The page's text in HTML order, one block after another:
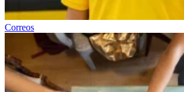
Correos